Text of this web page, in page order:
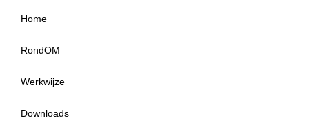
Home
RondOM
Werkwijze
Downloads